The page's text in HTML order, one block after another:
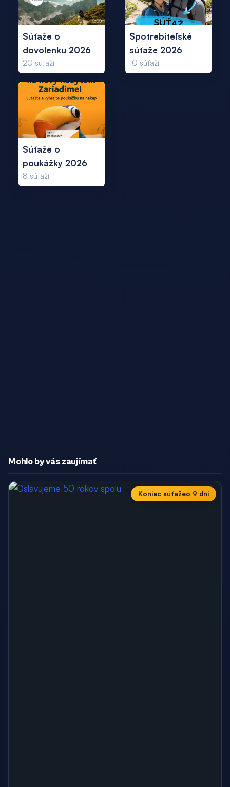
Súťaže o
dovolenku 2026
20 súťaží
Spotrebiteľské
súťaže 2026
10 súťaží
Súťaže o
poukážky 2026
8 súťaží
Mohlo by vás zaujímať
Koniec súťažeo 9 dní